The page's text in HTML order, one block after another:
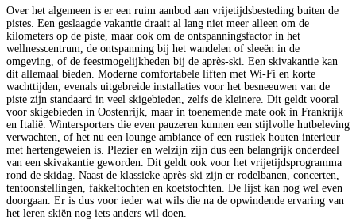
Over het algemeen is er een ruim aanbod aan vrijetijdsbesteding buiten de
pistes. Een geslaagde vakantie draait al lang niet meer alleen om de
kilometers op de piste, maar ook om de ontspanningsfactor in het
wellnesscentrum, de ontspanning bij het wandelen of sleeën in de
omgeving, of de feestmogelijkheden bij de après-ski. Een skivakantie kan
dit allemaal bieden. Moderne comfortabele liften met Wi-Fi en korte
wachttijden, evenals uitgebreide installaties voor het besneeuwen van de
piste zijn standaard in veel skigebieden, zelfs de kleinere. Dit geldt vooral
voor skigebieden in Oostenrijk, maar in toenemende mate ook in Frankrijk
en Italië. Wintersporters die even pauzeren kunnen een stijlvolle hutbeleving
verwachten, of het nu een lounge ambiance of een rustiek houten interieur
met hertengeweien is. Plezier en welzijn zijn dus een belangrijk onderdeel
van een skivakantie geworden. Dit geldt ook voor het vrijetijdsprogramma
rond de skidag. Naast de klassieke après-ski zijn er rodelbanen, concerten,
tentoonstellingen, fakkeltochten en koetstochten. De lijst kan nog wel even
doorgaan. Er is dus voor ieder wat wils die na de opwindende ervaring van
het leren skiën nog iets anders wil doen.